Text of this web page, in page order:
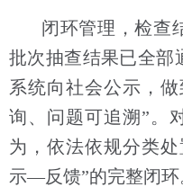
闭环管理，检查
批次抽查结果已全部
系统向社会公示，
询、问题可追溯”。
为，依法依规分类
示—反馈”的完整闭环